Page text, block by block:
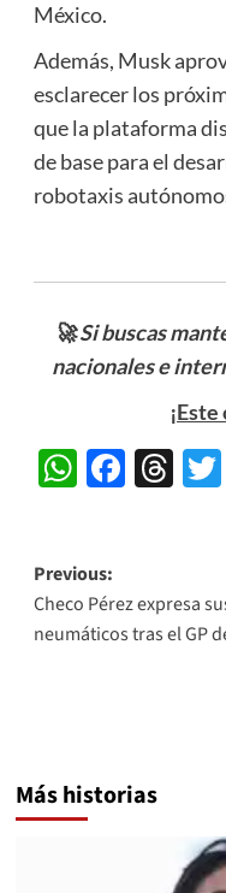
México.
Además, Musk
esclarecer los
que la plataforma
de base para el
robotaxis
🚀Si buscas
nacionales e
Post
navigation
Previous:
Checo Pérez expresa
neumáticos tras el GP
Más historias